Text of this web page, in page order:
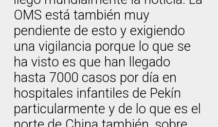
OMS está también muy
pendiente de esto y exigiendo
una vigilancia porque lo que se
ha visto es que han llegado
hasta 7000 casos por día en
hospitales infantiles de Pekín
particularmente y de lo que es el